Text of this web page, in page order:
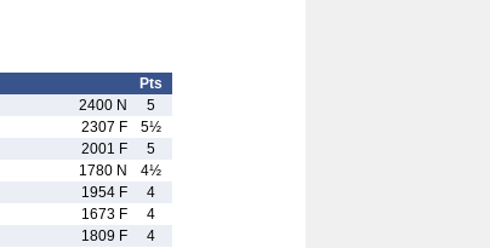
Pts
2400 N
5
2307 F
5½
2001 F
5
1780 N
4½
1954 F
4
1673 F
4
1809 F
4